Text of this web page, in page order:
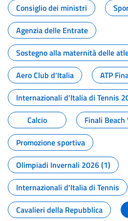
Consiglio dei ministri
Agenzia delle Entrate
Sostegno alla maternità delle
Aero Club d'Italia
ATP
Internazionali d'Italia di Tennis
Calcio
Finali Beach
Promozione sportiva
Olimpiadi Invernali 2026 (1)
Internazionali d'Italia di Tennis
Cavalieri della Repubblica